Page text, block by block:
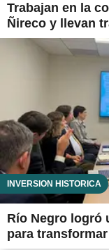
Trabajan en la
Ñireco y llevan
INVERSIÓN HISTÓRICA
Río Negro logró
para